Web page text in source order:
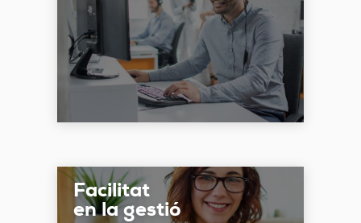
Facilitat
en la gestió